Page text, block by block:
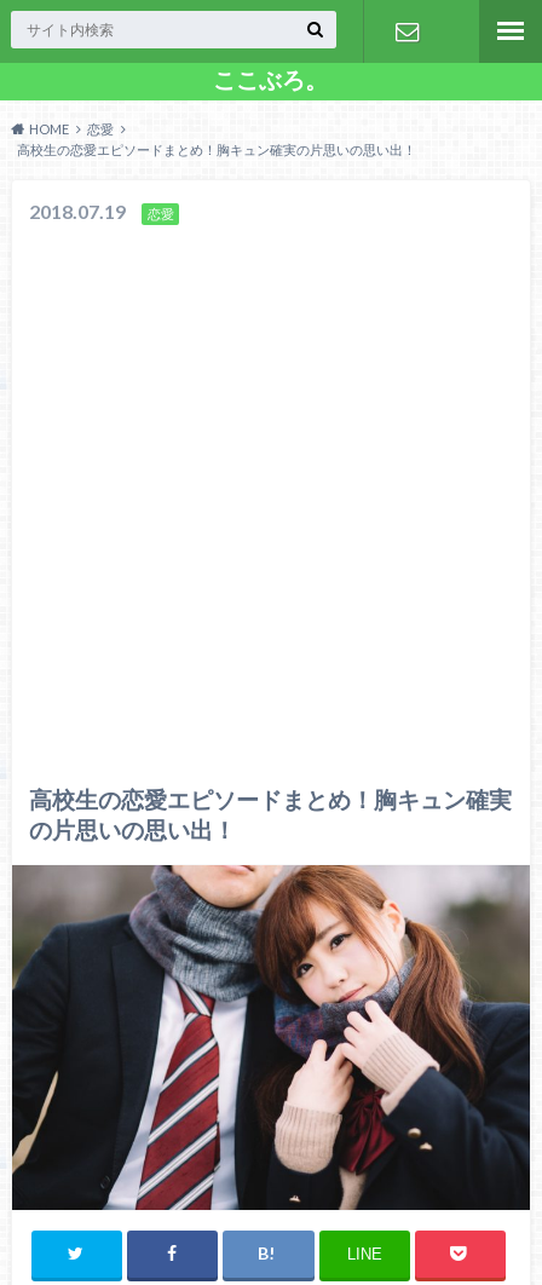
ここぶろ。
せ
HOME
恋愛
高校生の恋愛エピソードまとめ！胸キュン確実の片思いの思い出！
2018.07.19 恋愛
高校生の恋愛エピソードまとめ！胸キュン確実
の片思いの思い出！
LINE